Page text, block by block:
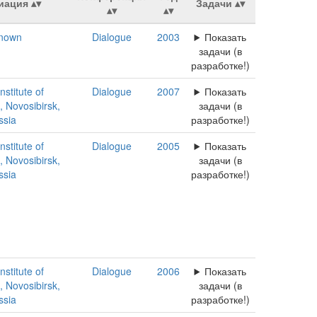
Задачи
Dialogue 2003
Показать
задачи (в
разработке!)
of
Novosibirsk,
Dialogue 2007
Показать
задачи (в
разработке!)
of
Novosibirsk,
Dialogue 2005
Показать
задачи (в
разработке!)
of
Novosibirsk,
Dialogue 2006
Показать
задачи (в
разработке!)